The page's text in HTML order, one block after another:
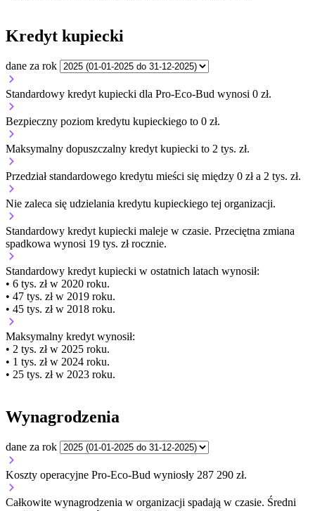
Kredyt kupiecki
dane za rok
Standardowy kredyt kupiecki dla Pro-Eco-Bud wynosi 0 zł.
Bezpieczny poziom kredytu kupieckiego to 0 zł.
Maksymalny dopuszczalny kredyt kupiecki to 2 tys. zł.
Przedział standardowego kredytu mieści się między 0 zł a 2 tys. zł.
Nie zaleca się udzielania kredytu kupieckiego tej organizacji.
Standardowy kredyt kupiecki maleje w czasie. Przeciętna zmiana
spadkowa wynosi 19 tys. zł rocznie.
Standardowy kredyt kupiecki w ostatnich latach wynosił:
• 6 tys. zł w 2020 roku.
• 47 tys. zł w 2019 roku.
• 45 tys. zł w 2018 roku.
Maksymalny kredyt wynosił:
• 2 tys. zł w 2025 roku.
• 1 tys. zł w 2024 roku.
• 25 tys. zł w 2023 roku.
Wynagrodzenia
dane za rok
Koszty operacyjne Pro-Eco-Bud wyniosły 287 290 zł.
Całkowite wynagrodzenia w organizacji spadają w czasie. Średni